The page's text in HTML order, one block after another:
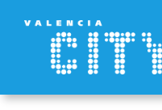
contenido